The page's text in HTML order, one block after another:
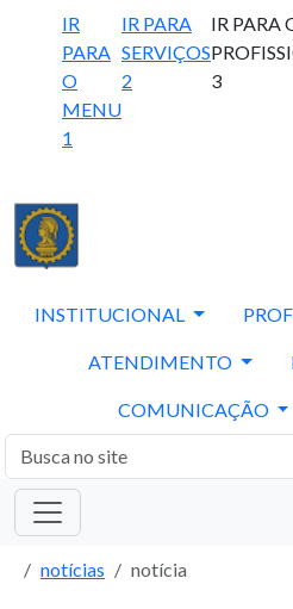
IR
PARA
O
MENU
1
IR PARA
SERVIÇOS
2
IR PARA
3
INSTITUCIONAL
ATENDIMENTO
COMUNICAÇÃO
notícias notícia